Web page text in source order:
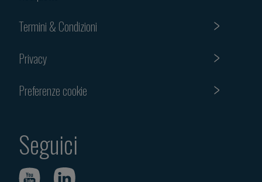
Termini & Condizioni
Privacy
Preferenze cookie
Seguici